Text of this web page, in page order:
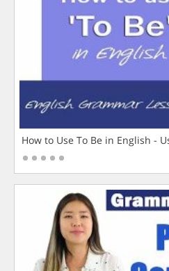
How to Use To Be in English -